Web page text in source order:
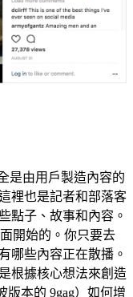
是由用戶製造內容的
裡也是記者和部落客
點子、故事和內容。
開始的。你只要去
哪些內容正在散播。
根據核心想法來創造
版本的 9gag）如何增